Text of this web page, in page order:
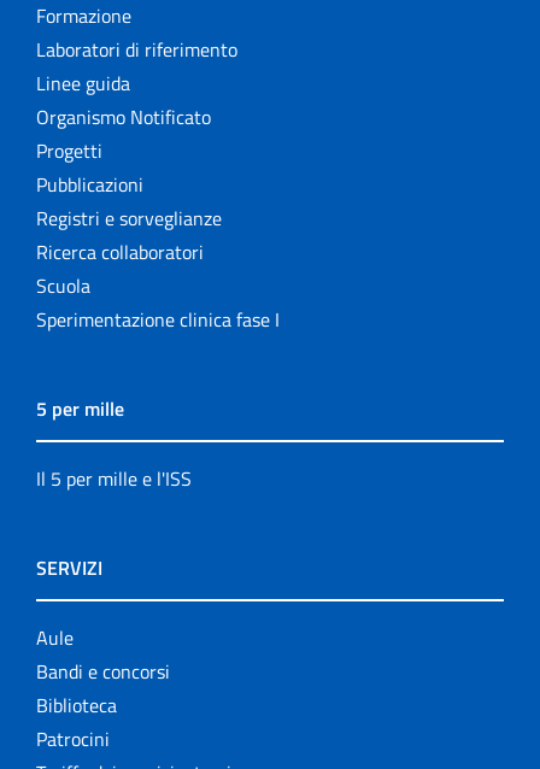
Formazione
Laboratori di riferimento
Linee guida
Organismo Notificato
Progetti
Pubblicazioni
Registri e sorveglianze
Ricerca collaboratori
Scuola
Sperimentazione clinica fase I
5 per mille
Il 5 per mille e l'ISS
SERVIZI
Aule
Bandi e concorsi
Biblioteca
Patrocini